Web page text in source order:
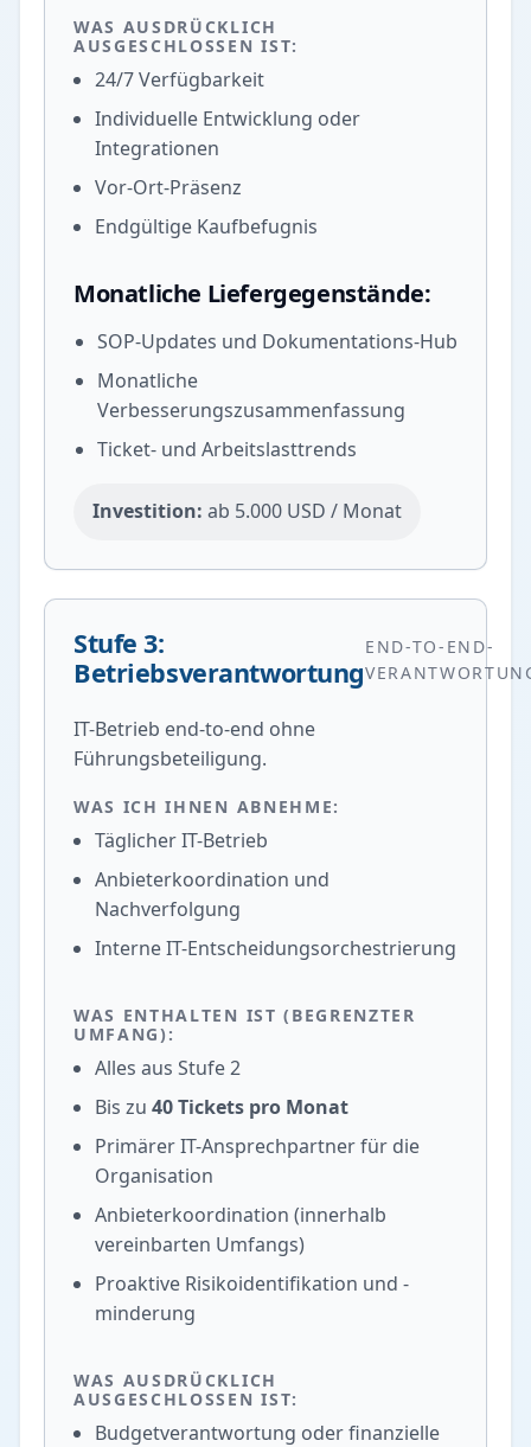
WAS AUSDRÜCKLICH
AUSGESCHLOSSEN IST:
24/7 Verfügbarkeit
Individuelle Entwicklung oder
Integrationen
Vor-Ort-Präsenz
Endgültige Kaufbefugnis
Monatliche Liefergegenstände:
SOP-Updates und Dokumentations-Hub
Monatliche
Verbesserungszusammenfassung
Ticket- und Arbeitslasttrends
Investition: ab 5.000 USD / Monat
Stufe 3:
Betriebsverantwortung
END-TO-END-
IT-Betrieb end-to-end ohne
Führungsbeteiligung.
WAS ICH IHNEN ABNEHME:
Täglicher IT-Betrieb
Anbieterkoordination und
Nachverfolgung
Interne IT-Entscheidungsorchestrierung
WAS ENTHALTEN IST (BEGRENZTER
UMFANG):
Alles aus Stufe 2
Bis zu 40 Tickets pro Monat
Primärer IT-Ansprechpartner für die
Organisation
Anbieterkoordination (innerhalb
vereinbarten Umfangs)
Proaktive Risikoidentifikation und -
minderung
WAS AUSDRÜCKLICH
AUSGESCHLOSSEN IST:
Budgetverantwortung oder finanzielle